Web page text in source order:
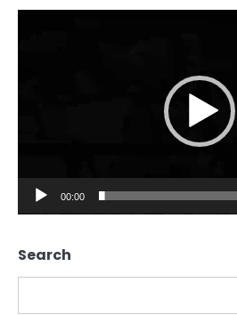
00:00
Search